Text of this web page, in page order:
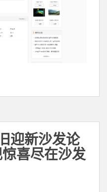
迎新沙发论
喜尽在沙发